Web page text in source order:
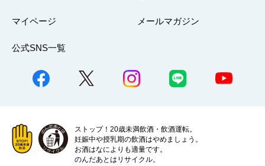
マイページ メールマガジン
公式SNS一覧
ストップ！20歳未満飲酒・飲酒運転。
妊娠中や授乳期の飲酒はやめましょう。
お酒はなによりも適量です。
のんだあとはリサイクル。